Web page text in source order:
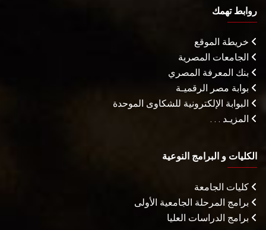
روابط تهمك
خريطة الموقع
الجامعات المصرية
بنك المعرفة المصري
بوابة مصر الرقميـة
البوابة الإلكترونية للشكاوى الموحدة
المزيـد . . .
الكليات و البرامج النوعية
كليات الجامعة
برامج المرحلة الجامعية الأولى
برامج الدراسات العليا